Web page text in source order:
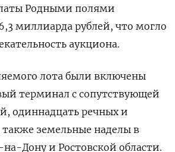
‌Родными полями
миллиарда рублей, что могло
аукциона.
лота были ​включены
терминал с сопутствующей
одиннадцать речных и
также земельные ‌наделы в
Дону и Ростовской области.